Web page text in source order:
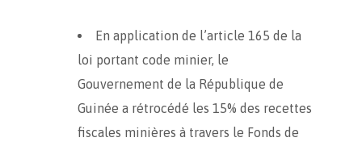
En application de l’article 165 de la
loi portant code minier, le
Gouvernement de la République de
Guinée a rétrocédé les 15% des recettes
fiscales minières à travers le Fonds de